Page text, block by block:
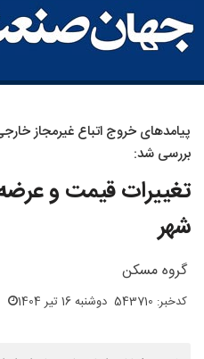
پیامدهای خروج اتباع غیرمجاز
بررسی شد:
تغییرات قیمت و
شهر
گروه مسکن
کدخبر: 543710 دوشنبه 16 تیر 1404